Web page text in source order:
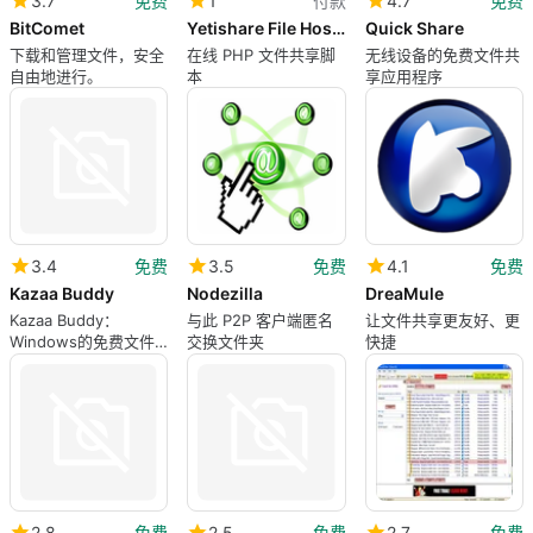
BitComet
下载和管理文件，安全
自由地进行。
Yetishare File Hosting Script
在线 PHP 文件共享脚
本
Quick Share
无线设备的免费文件共
享应用程序
3.4
免费
Kazaa Buddy
Kazaa Buddy：
Windows的免费文件
共享工具
3.5
免费
Nodezilla
与此 P2P 客户端匿名
交换文件夹
4.1
免费
DreaMule
让文件共享更友好、更
快捷